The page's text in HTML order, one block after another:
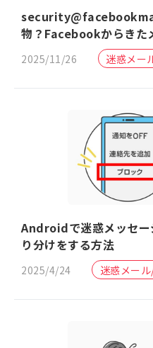
物？Facebookからきた
2025/11/26 迷惑メー
Androidで迷惑メッセー
り分けをする方法
2025/4/24 迷惑メー